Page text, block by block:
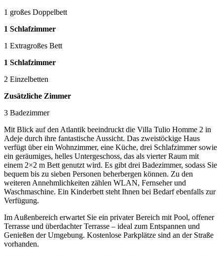
1 großes Doppelbett
1 Schlafzimmer
1 Extragroßes Bett
1 Schlafzimmer
2 Einzelbetten
Zusätzliche Zimmer
3 Badezimmer
Mit Blick auf den Atlantik beeindruckt die Villa Tulio Homme 2 in
Adeje durch ihre fantastische Aussicht. Das zweistöckige Haus
verfügt über ein Wohnzimmer, eine Küche, drei Schlafzimmer sowie
ein geräumiges, helles Untergeschoss, das als vierter Raum mit
einem 2×2 m Bett genutzt wird. Es gibt drei Badezimmer, sodass Sie
bequem bis zu sieben Personen beherbergen können. Zu den
weiteren Annehmlichkeiten zählen WLAN, Fernseher und
Waschmaschine. Ein Kinderbett steht Ihnen bei Bedarf ebenfalls zur
Verfügung.
Im Außenbereich erwartet Sie ein privater Bereich mit Pool, offener
Terrasse und überdachter Terrasse – ideal zum Entspannen und
Genießen der Umgebung. Kostenlose Parkplätze sind an der Straße
vorhanden.